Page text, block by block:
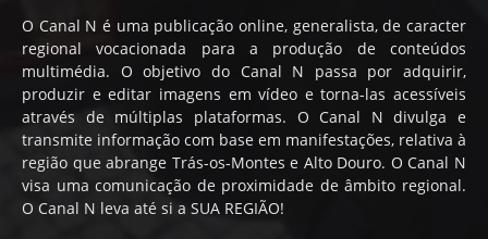
O Canal N é uma publicação online, generalista, de caracter
regional vocacionada para a produção de conteúdos
multimédia. O objetivo do Canal N passa por adquirir,
produzir e editar imagens em vídeo e torna-las acessíveis
através de múltiplas plataformas. O Canal N divulga e
transmite informação com base em manifestações, relativa à
região que abrange Trás-os-Montes e Alto Douro. O Canal N
visa uma comunicação de proximidade de âmbito regional.
O Canal N leva até si a SUA REGIÃO!